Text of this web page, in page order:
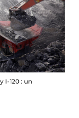
I-120 : un